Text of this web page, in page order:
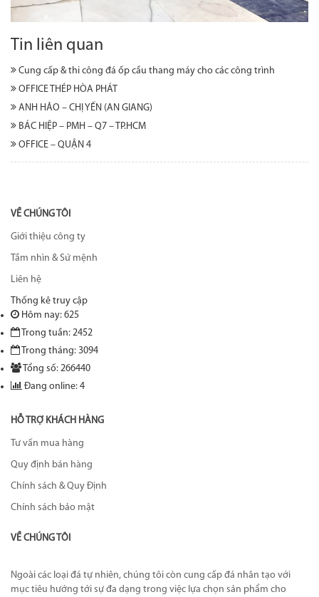
Tin liên quan
Cung cấp & thi công đá ốp cầu thang máy cho các công trình
OFFICE THÉP HÒA PHÁT
ANH HẢO – CHỊ YẾN (AN GIANG)
BÁC HIỆP – PMH – Q7 – TP.HCM
OFFICE – QUẬN 4
VỀ CHÚNG TÔI
Giới thiệu công ty
Tầm nhìn & Sứ mệnh
Liên hệ
Thống kê truy cập
Hôm nay: 625
Trong tuần: 2452
Trong tháng: 3094
Tổng số: 266440
Đang online: 4
HỖ TRỢ KHÁCH HÀNG
Tư vấn mua hàng
Quy định bán hàng
Chính sách & Quy Định
Chính sách bảo mật
VỀ CHÚNG TÔI
Ngoài các loại đá tự nhiên, chúng tôi còn cung cấp đá nhân tạo với
mục tiêu hướng tới sự đa dạng trong việc lựa chọn sản phẩm cho